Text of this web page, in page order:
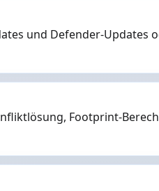
und Defender-
Footprint-